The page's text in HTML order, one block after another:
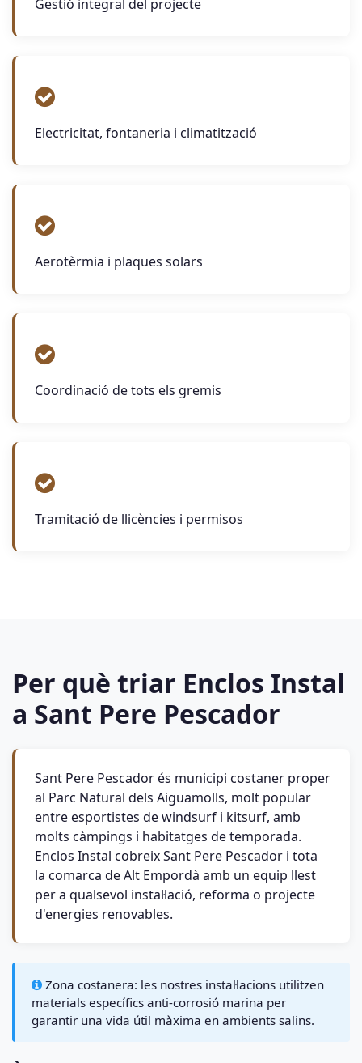
Gestió integral del projecte
Electricitat, fontaneria i climatització
Aerotèrmia i plaques solars
Coordinació de tots els gremis
Tramitació de llicències i permisos
Per què triar Enclos Instal
a Sant Pere Pescador
Sant Pere Pescador és municipi costaner proper
al Parc Natural dels Aiguamolls, molt popular
entre esportistes de windsurf i kitsurf, amb
molts càmpings i habitatges de temporada.
Enclos Instal cobreix Sant Pere Pescador i tota
la comarca de Alt Empordà amb un equip llest
per a qualsevol instal·lació, reforma o projecte
d'energies renovables.
Zona costanera: les nostres instal·lacions utilitzen
materials específics anti-corrosió marina per
garantir una vida útil màxima en ambients salins.